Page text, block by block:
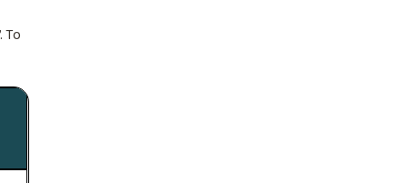
To